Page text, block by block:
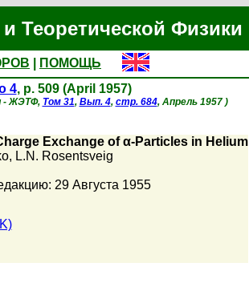
Теоретической Физики
ПОМОЩЬ
4, p. 509 (April 1957)
- ЖЭТФ, Том 31, Вып. 4, стр. 684, Апрель 1957 )
Exchange of α-Particles in Helium
, L.N. Rosentsveig
29 Августа 1955